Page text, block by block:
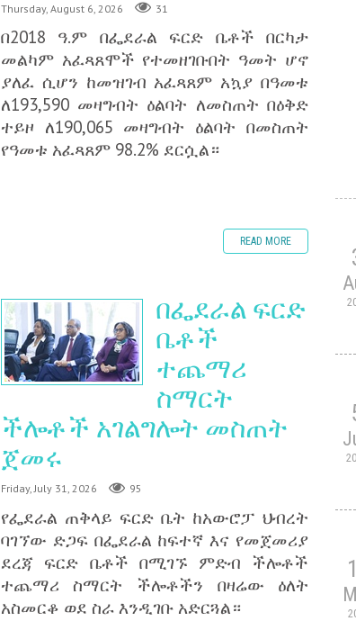
Thursday, August 6, 2026 31
በ2018 ዓ.ም በፌደራል ፍርድ ቤቶች በርካታ
መልካም አፈጻጸሞች የተመዘገቡበት ዓመት ሆኖ
ያለፈ ሲሆን ከመዝገብ አፈጻጸም አኳያ በዓመቱ
ለ193,590 መዛግብት ዕልባት ለመስጠት በዕቅድ
ተይዞ ለ190,065 መዛግብት ዕልባት በመስጠት
የዓመቱ አፈጻጸም 98.2% ደርሷል።
READ MORE
በፌደራል ፍርድ
ቤቶች
ተጨማሪ
ስማርት
ችሎቶች አገልግሎት መስጠት
ጀመሩ
Friday, July 31, 2026 95
የፌደራል ጠቅላይ ፍርድ ቤት ከአውሮፓ ህብረት
ባገኘው ድጋፍ በፌደራል ከፍተኛ እና የመጀመሪያ
ደረጃ ፍርድ ቤቶች በሚገኙ ምድብ ችሎቶች
ተጨማሪ ስማርት ችሎቶችን በዛሬው ዕለት
አስመርቆ ወደ ስራ እንዲገቡ አድርጓል።